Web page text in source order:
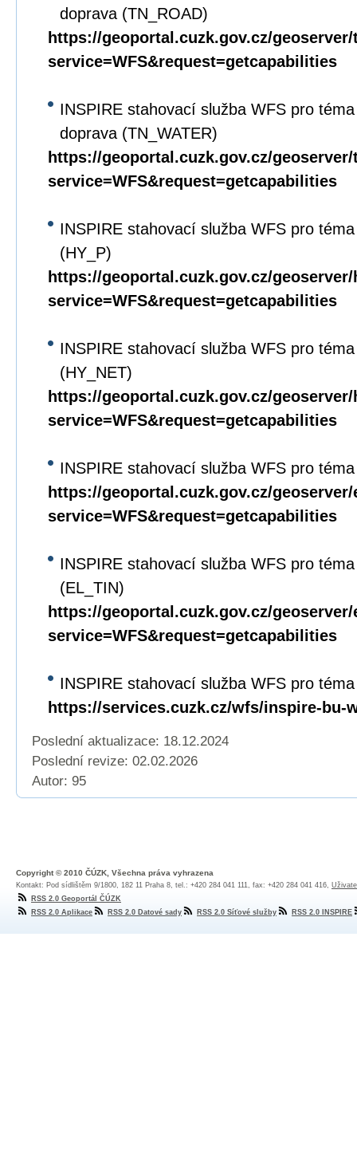
doprava (TN_ROAD)
https://geoportal.cuzk.gov.cz/
service=WFS&request=getcapabilities
INSPIRE stahovací služba WFS pro
doprava (TN_WATER)
https://geoportal.cuzk.gov.cz/
service=WFS&request=getcapabilities
INSPIRE stahovací služba WFS pro
(HY_P)
https://geoportal.cuzk.gov.cz/
service=WFS&request=getcapabilities
INSPIRE stahovací služba WFS pro
(HY_NET)
https://geoportal.cuzk.gov.cz/
service=WFS&request=getcapabilities
INSPIRE stahovací služba WFS pro
https://geoportal.cuzk.gov.cz/
service=WFS&request=getcapabilities
INSPIRE stahovací služba WFS pro
(EL_TIN)
https://geoportal.cuzk.gov.cz/
service=WFS&request=getcapabilities
INSPIRE stahovací služba WFS pro
https://services.cuzk.cz/wfs/inspire-bu-
Poslední aktualizace: 18.12.2024
Poslední revize: 02.02.2026
Autor: 95
Copyright © 2010 ČÚZK, Všechna práva vyhrazena
Kontakt: Pod sídlištěm 9/1800, 182 11 Praha 8, tel.: +420 284 041 111, fax: +420 284 041 416,
RSS 2.0 Geoportál ČÚZK
RSS 2.0 Aplikace
RSS 2.0 Datové sady RSS 2.0 Síťové služby RSS 2.0 INSPIRE